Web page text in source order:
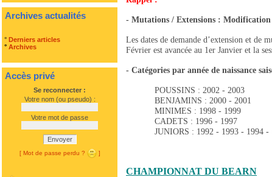
Archives actualités
° Derniers articles
° Archives
Accès privé
Se reconnecter :
Votre nom (ou pseudo) :
Votre mot de passe
Envoyer
[ Mot de passe perdu ? ]
- Mutations / Extensions : Modification
Les dates de demande d’extension et de
Février est avancée au 1er Janvier et la
- Catégories par année de naissance
POUSSINS : 2002 - 2003
BENJAMINS : 2000 - 2001
MINIMES : 1998 - 1999
CADETS : 1996 - 1997
JUNIORS : 1992 - 1993 - 1994 -
CHAMPIONNAT DU BEARN